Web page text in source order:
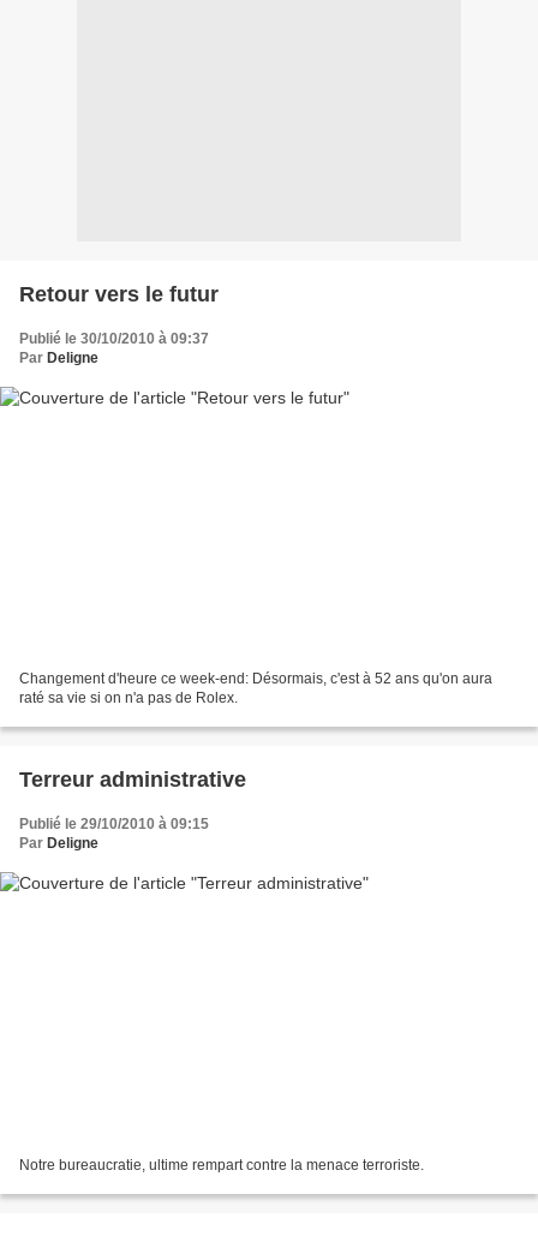
Retour vers le futur
Publié le 30/10/2010 à 09:37
Par Deligne
Changement d'heure ce week-end: Désormais, c'est à 52 ans qu'on aura
raté sa vie si on n'a pas de Rolex.
Terreur administrative
Publié le 29/10/2010 à 09:15
Par Deligne
Notre bureaucratie, ultime rempart contre la menace terroriste.